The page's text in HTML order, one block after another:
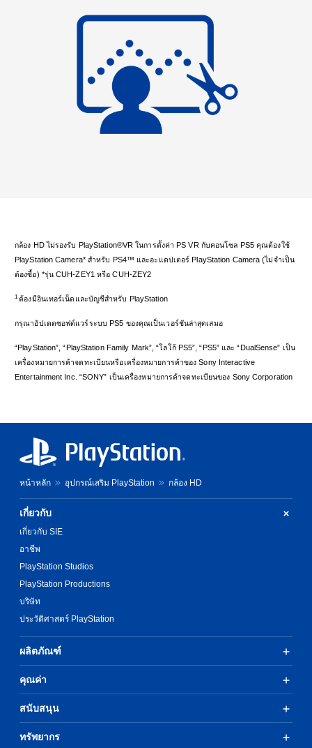
กล้อง HD ไม่รองรับ PlayStation®VR ในการตั้งค่า PS VR กับคอนโซล PS5 คุณต้องใช้
PlayStation Camera* สำหรับ PS4™ และอะแดปเตอร์ PlayStation Camera (ไม่จำเป็น
ต้องซื้อ) *รุ่น CUH-ZEY1 หรือ CUH-ZEY2
1 ต้องมีอินเทอร์เน็ตและบัญชีสำหรับ PlayStation
กรุณาอัปเดตซอฟต์แวร์ระบบ PS5 ของคุณเป็นเวอร์ชันล่าสุดเสมอ
“PlayStation”, “PlayStation Family Mark”, “โลโก้ PS5”, “PS5” และ “DualSense” เป็น
เครื่องหมายการค้าจดทะเบียนหรือเครื่องหมายการค้าของ Sony Interactive
Entertainment Inc. “SONY” เป็นเครื่องหมายการค้าจดทะเบียนของ Sony Corporation
หน้าหลัก อุปกรณ์เสริม PlayStation กล้อง HD
เกี่ยวกับ
เกี่ยวกับ SIE
อาชีพ
PlayStation Studios
PlayStation Productions
บริษัท
ประวัติศาสตร์ PlayStation
ผลิตภัณฑ์
คุณค่า
สนับสนุน
ทรัพยากร